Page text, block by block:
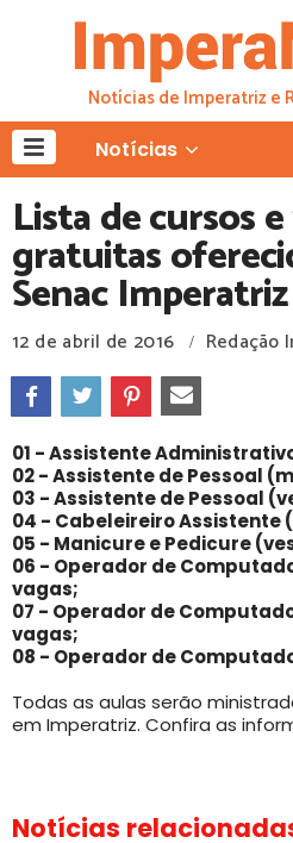
Notícias de Imperatriz e
Notícias
Lista de cursos
gratuitas
Senac Imperatriz
12 de abril de 2016 / Redação
01 - Assistente
02 - Assistente de Pessoal
03 - Assistente de Pessoal
04 - CabeleireiroAssistente
05 - Manicure e Pedicure
06 - Operador de
vagas;
07 - Operador de
vagas;
08 - Operador de
Todas as aulas serão
em Imperatriz. Confira as
Notícias